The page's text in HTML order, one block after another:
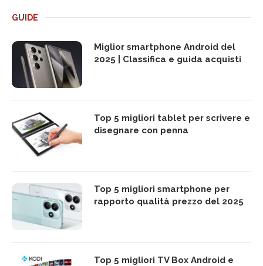
GUIDE
Miglior smartphone Android del
2025 | Classifica e guida acquisti
Top 5 migliori tablet per scrivere e
disegnare con penna
Top 5 migliori smartphone per
rapporto qualità prezzo del 2025
Top 5 migliori TV Box Android e